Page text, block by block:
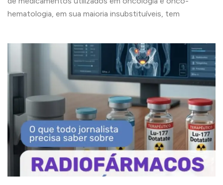
hematologia, em sua maioria insubstituíveis, tem